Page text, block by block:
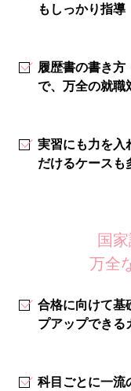
もしっかり指導
履歴書の書き方
で、万全の就職
実習にも力を入
だけるケースも
国
万全
合格に向けて基
プアップできる
科目ごとに一流